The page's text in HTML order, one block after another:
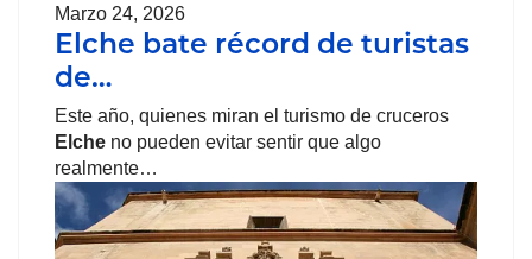
Marzo 24, 2026
Elche bate récord de turistas
de…
Este año, quienes miran el turismo de cruceros
Elche no pueden evitar sentir que algo
realmente…